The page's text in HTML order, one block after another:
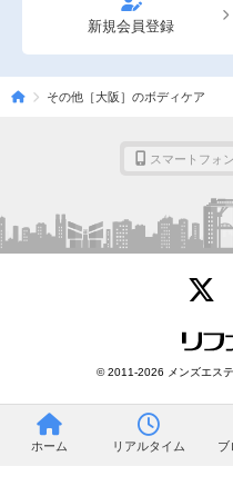
新規会員登録
その他［大阪］のボディケア
スマートフォン
© 2011-2026 メンズエス
ホーム リアルタイム ブ